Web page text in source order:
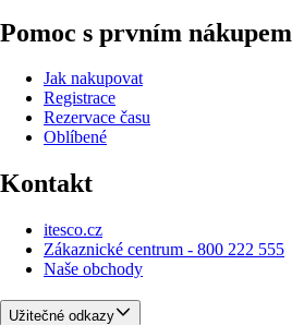
Pomoc s prvním nákupem
Jak nakupovat
Registrace
Rezervace času
Oblíbené
Kontakt
itesco.cz
Zákaznické centrum - 800 222 555
Naše obchody
Užitečné odkazy